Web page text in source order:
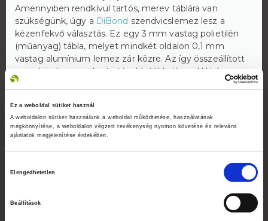
Ez a weboldal sütiket használ
A weboldalon sütiket használunk a weboldal működtetése, használatának
megkönnyítése, a weboldalon végzett tevékenység nyomon követése és releváns
ajánlatok megjelenítése érdekében.
Elengedhetetlen
Beállítások
Amennyiben rendkívül tartós, merev táblára van
szükségünk, úgy a DiBond szendvicslemez lesz a
kézenfekvő választás. Ez egy 3 mm vastag polietilén
(műanyag) tábla, melyet mindkét oldalon 0,1 mm
vastag alumínium lemez zár közre. Az így összeállított
szendvicslemez a legtartósabb tábla típus. Hátránya
talán az árában érhető tetten, mert nemcsak az
mint egy egyszerű műanyag tábla esetében.
Téglalap alakúra vágva vagy formavágással
készüljön?
nyomtatás esetén elérhető a formavágás is. Ezt egy
speciális marógéppel lehet megvalósítani amihez a
grafikai mellé szükséges még egy vektoros körvonal is.
Ez a körvonal lehet egyszerű kör vagy bonyolultabb